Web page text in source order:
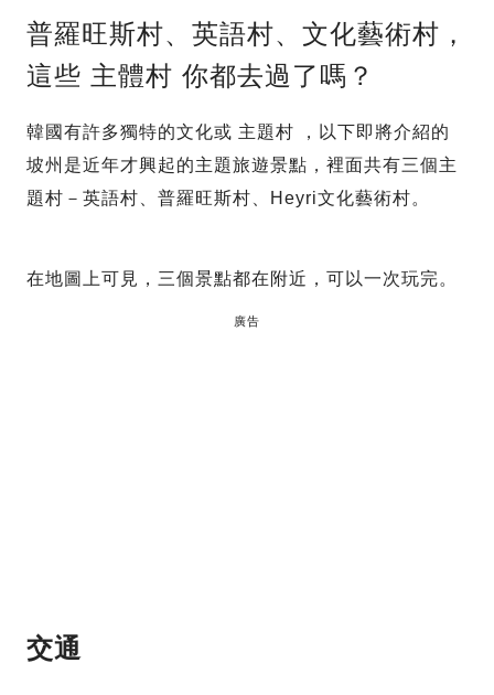
普羅旺斯村、英語村、文化藝術村，
這些 主體村 你都去過了嗎？
韓國有許多獨特的文化或 主題村 ，以下即將介紹的
坡州是近年才興起的主題旅遊景點，裡面共有三個主
題村－英語村、普羅旺斯村、Heyri文化藝術村。
在地圖上可見，三個景點都在附近，可以一次玩完。
廣告
交通